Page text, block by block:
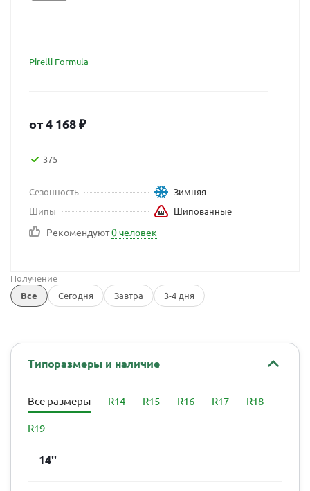
Pirelli Formula
от4 168₽
375
Сезонность
Зимняя
Шипы
Шипованные
Рекомендуют0 человек
Получение
Все
Сегодня Завтра 3-4 дня
Типоразмеры и наличие
Все размеры R14 R15 R16 R17 R18
R19
14''